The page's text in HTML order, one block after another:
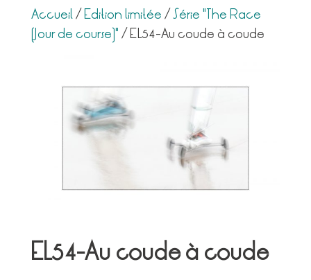
Accueil/Edition limitée/Série "The Race
(Jour de course)"/ EL54-Au coude à coude
EL54-Au coude à coude